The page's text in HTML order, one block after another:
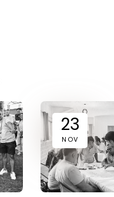
23
NOV